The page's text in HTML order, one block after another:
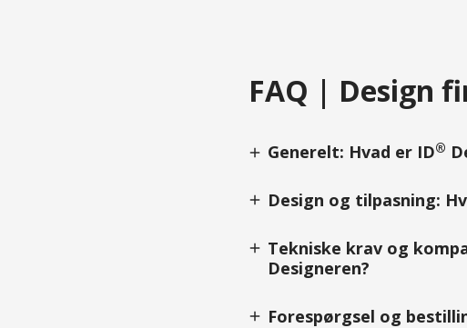
FAQ | Design
add Generelt: Hvad er ID®
add Design og tilpasning:
add Tekniske krav og
Designeren?
add Forespørgsel og